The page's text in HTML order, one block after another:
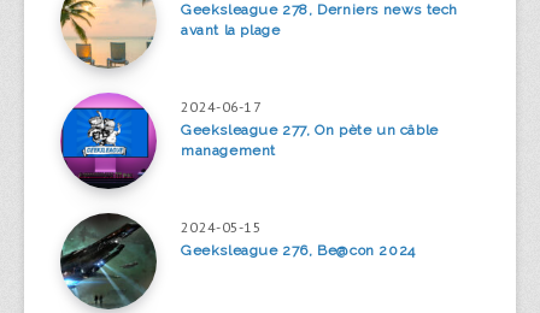
Geeksleague 278, Derniers news tech
avant la plage
2024-06-17
Geeksleague 277, On pète un câble
management
2024-05-15
Geeksleague 276, Be@con 2024